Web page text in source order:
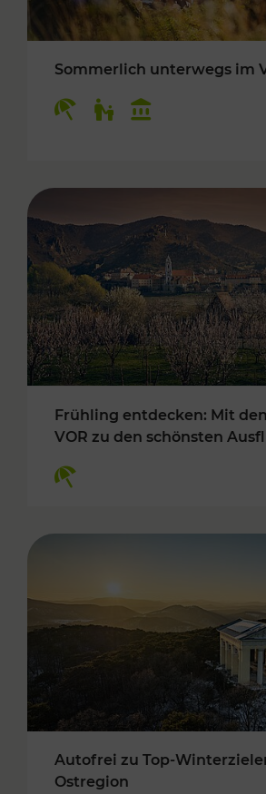
Sommerlich unterwegs im
Frühling entdecken: Mit
VOR zu den schönsten
Autofrei zu Top-
Ostregion